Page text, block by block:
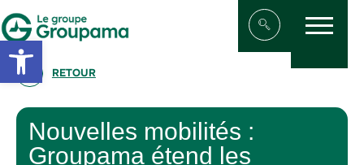
Open toolbar
Aller au contenu
Afficher/
Menu
RETOUR
Nouvelles mobilités :
Groupama étend les